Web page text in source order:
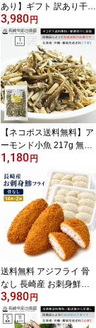
あり】ギフト 訳あり干物
福袋 魚種おまかせ干物セ
ット 明太子120g イカ茶
漬け1袋 ごまさば入り 長
崎 海鮮 詰め合わせ 冷凍
魚 おかず ご飯のお供
3,980円
【ネコポス送料無料】ア
ーモンド小魚 217g 無添
加 国内加工 干物屋さん
のアーモンドフィッシュ
瀬戸内海産 カタクチイワ
シ使用 小魚 アーモンド
カルシウム おやつ おつ
まみ チャック付き
1,180円
送料無料 アジフライ 骨
なし 長崎産 お刺身鮮度 1
4枚入500g×2袋 合計28
枚 長崎加工 鯵フライ あ
じフライ 冷凍 衣付き 揚
3,980円